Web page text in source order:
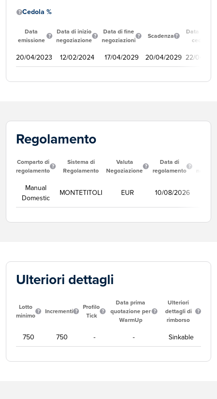
Cedola %
Data
emissione
Data di inizio
negoziazione
Data di fine
negoziazioni
Scadenza
Data prima
cedola
20/04/2023 12/02/2024 17/04/2029 20/04/2029 22/04/
Regolamento
Comparto di
regolamento
Sistema di
Regolamento
Valuta
Negoziazione
Data di
regolamento
Manual
Domestic
MONTETITOLI EUR 10/08/2026
Ulteriori dettagli
Lotto
minimo
Incrementi
Profilo
Tick
Data prima
quotazione per
WarmUp
Ulteriori
dettagli di
rimborso
750 750 - - Sinkable